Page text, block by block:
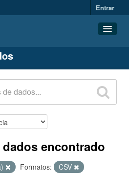
Entrar
encontrado
Formatos:
CSV